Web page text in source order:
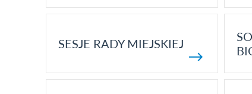
SESJE RADY MIEJSKIEJ